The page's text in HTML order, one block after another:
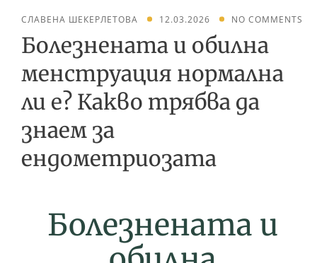
СЛАВЕНА ШЕКЕРЛЕТОВА 12.03.2026 NO COMMENTS
Болезнената и обилна
менструация нормална
ли е? Какво трябва да
знаем за
ендометриозата
Болезнената и